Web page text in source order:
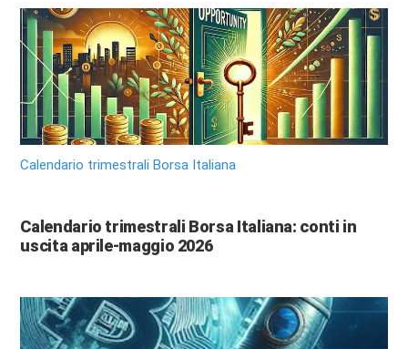
Calendario trimestrali Borsa Italiana
Calendario trimestrali Borsa Italiana: conti in
uscita aprile-maggio 2026